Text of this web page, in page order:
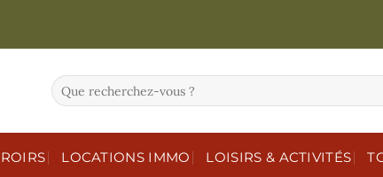
LOCATIONS IMMO LOISIRS & ACTIVITÉS